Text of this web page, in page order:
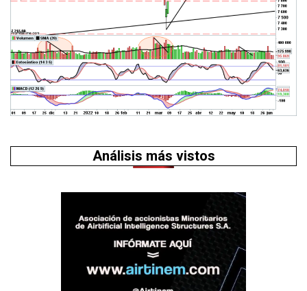
Análisis más vistos